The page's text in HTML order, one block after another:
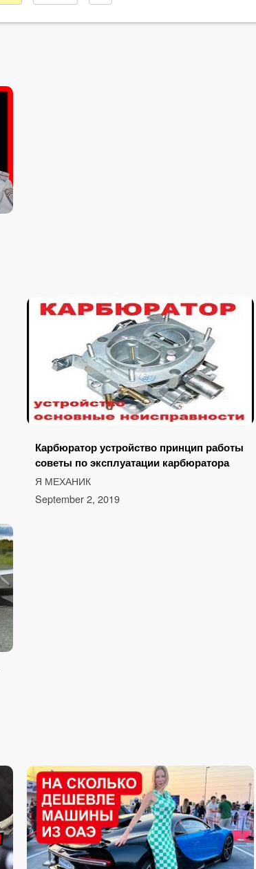
Карбюратор устройство принцип работы
советы по эксплуатации карбюратора
Я МЕХАНИК
September 2, 2019